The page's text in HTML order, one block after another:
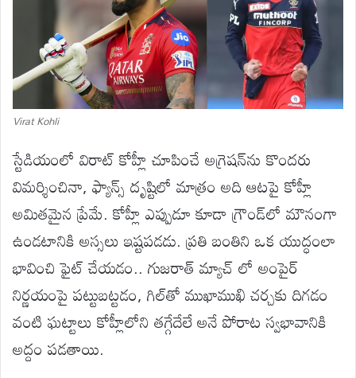
Virat Kohli
స్టేడియంలో విరాట్ కోహ్లీ చూపించే అగ్రెషన్‌ను కొందరు
విమర్శించినా, ఫ్యాన్స్ దృష్టిలో మాత్రం అది ఆటపై కోహ్లీ
అమితమైన ప్రేమే. కోహ్లీ ఎప్పుడూ కూడా గ్రౌండ్‌లో మౌనంగా
ఉండటానికి అస్సలు ఇష్టపడడు. ప్రతి బంతిని ఒక యుద్ధంలా
భావించి ఫైట్ చేయడం.. గుజరాత్ మ్యాచ్ లో అంపైర్
నిర్ణయంపై పట్టుబట్టడం, గిల్‌తో ముఖాముఖి చర్చకు దిగడం
వంటి ఘట్టాలు కోహ్లీలోని తగ్గేదేలే అనే పోరాట స్వభావానికి
అద్దం పడతాయి.